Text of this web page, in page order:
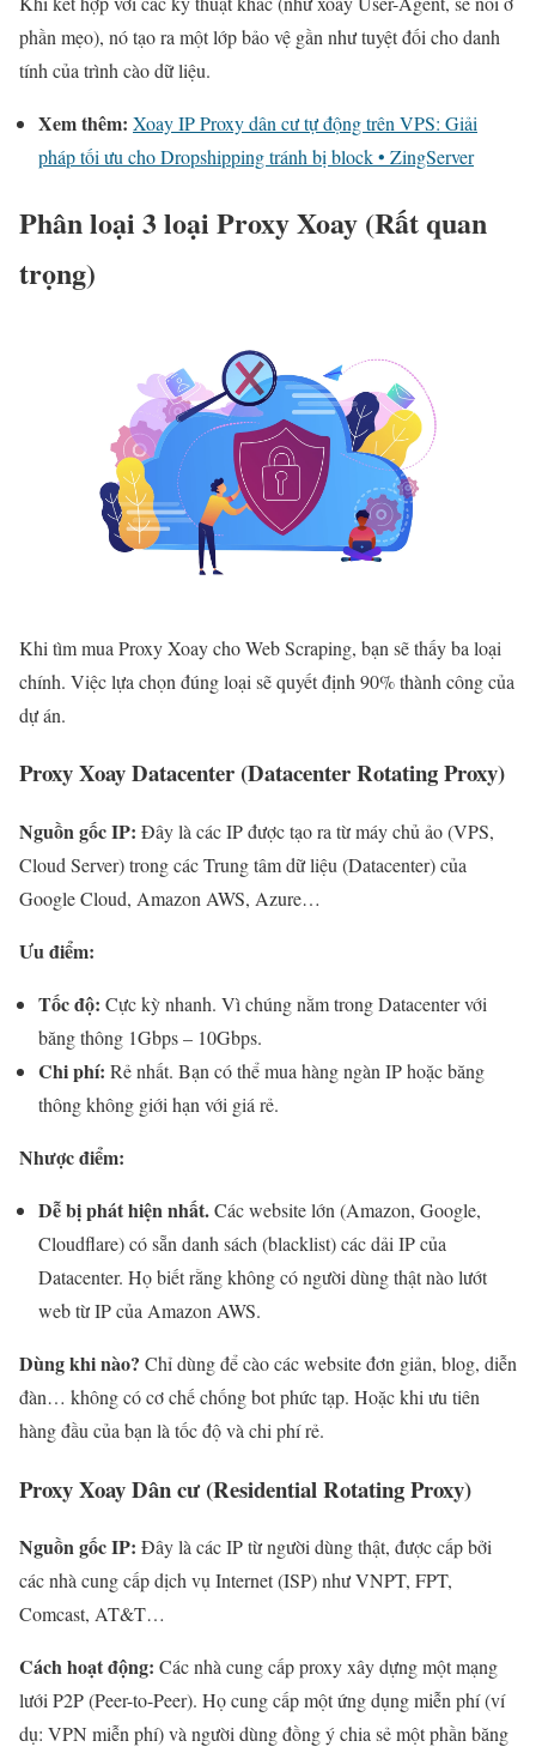
phần mẹo), nó tạo ra một lớp bảo vệ gần như tuyệt đối cho danh
tính của trình cào dữ liệu.
Xem thêm: Xoay IP Proxy dân cư tự động trên VPS: Giải
pháp tối ưu cho Dropshipping tránh bị block • ZingServer
Phân loại 3 loại Proxy Xoay (Rất quan
trọng)
Khi tìm mua Proxy Xoay cho Web Scraping, bạn sẽ thấy ba loại
chính. Việc lựa chọn đúng loại sẽ quyết định 90% thành công của
dự án.
Proxy Xoay Datacenter (Datacenter Rotating Proxy)
Nguồn gốc IP: Đây là các IP được tạo ra từ máy chủ ảo (VPS,
Cloud Server) trong các Trung tâm dữ liệu (Datacenter) của
Google Cloud, Amazon AWS, Azure…
Ưu điểm:
Tốc độ: Cực kỳ nhanh. Vì chúng nằm trong Datacenter với
băng thông 1Gbps – 10Gbps.
Chi phí: Rẻ nhất. Bạn có thể mua hàng ngàn IP hoặc băng
thông không giới hạn với giá rẻ.
Nhược điểm:
Dễ bị phát hiện nhất.Các website lớn (Amazon, Google,
Cloudflare) có sẵn danh sách (blacklist) các dải IP của
Datacenter. Họ biết rằng không có người dùng thật nào lướt
web từ IP của Amazon AWS.
Dùng khi nào? Chỉ dùng để cào các website đơn giản, blog, diễn
đàn… không có cơ chế chống bot phức tạp. Hoặc khi ưu tiên
hàng đầu của bạn là tốc độ và chi phí rẻ.
Proxy Xoay Dân cư (Residential Rotating Proxy)
Nguồn gốc IP: Đây là các IP từ người dùng thật, được cấp bởi
các nhà cung cấp dịch vụ Internet (ISP) như VNPT, FPT,
Comcast, AT&T…
Cách hoạt động: Các nhà cung cấp proxy xây dựng một mạng
lưới P2P (Peer-to-Peer). Họ cung cấp một ứng dụng miễn phí (ví
dụ: VPN miễn phí) và người dùng đồng ý chia sẻ một phần băng